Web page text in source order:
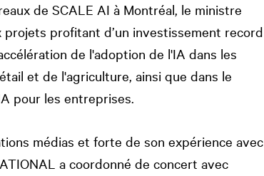
de SCALE AI à Montréal, le ministre
projets profitant d’un investissement record
de l'adoption de l'IA dans les
et de l'agriculture, ainsi que dans le
pour les entreprises.
médias et forte de son expérience avec
a coordonné de concert avec